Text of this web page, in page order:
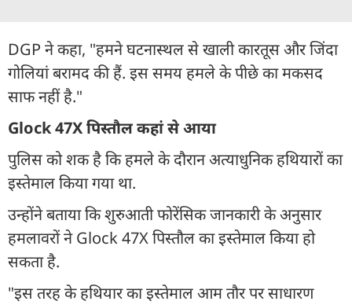
DGP ने कहा, "हमने घटनास्थल से खाली कारतूस और जिंदा
गोलियां बरामद की हैं. इस समय हमले के पीछे का मकसद
साफ नहीं है."
Glock 47X पिस्तौल कहां से आया
पुलिस को शक है कि हमले के दौरान अत्याधुनिक हथियारों का
इस्तेमाल किया गया था.
उन्होंने बताया कि शुरुआती फोरेंसिक जानकारी के अनुसार
हमलावरों ने Glock 47X पिस्तौल का इस्तेमाल किया हो
सकता है.
"इस तरह के हथियार का इस्तेमाल आम तौर पर साधारण